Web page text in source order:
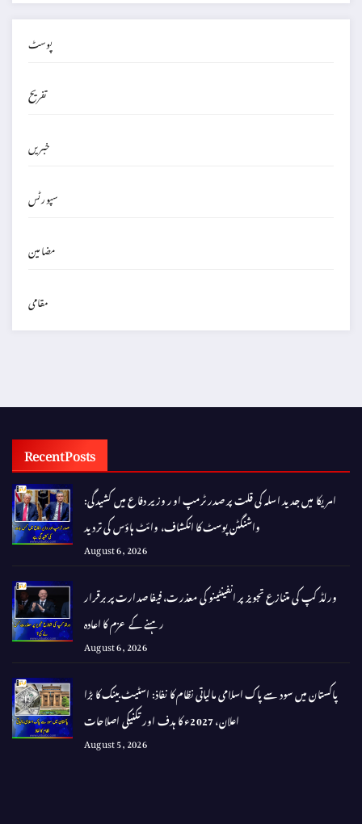
پوسٹ
تفریح
خبریں
سپورٹس
مضامین
مقامی
Recent Posts
امریکا میں جدید اسلہ کی قلت پر صدر ٹرمپ اور وزیر دفاع میں کشیدگی:
واشنگٹن پوسٹ کا انکشاف، وائٹ ہاؤس کی تردید
August 6, 2026
ورلڈ کپ کی متنازع تجویز پر انفینٹینو کی معذرت، فیفا صدارت پر برقرار
رہنے کے عزم کا اعادہ
August 6, 2026
پاکستان میں سود سے پاک اسلامی مالیاتی نظام کا نفاذ: اسٹیٹ بینک کا بڑا
اعلان، 2027ء کا ہدف اور تکنیکی اصلاحات
August 5, 2026